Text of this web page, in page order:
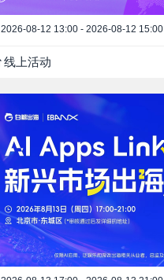
2026-08-12 13:00 - 2026-08-12 15:00
线上活动